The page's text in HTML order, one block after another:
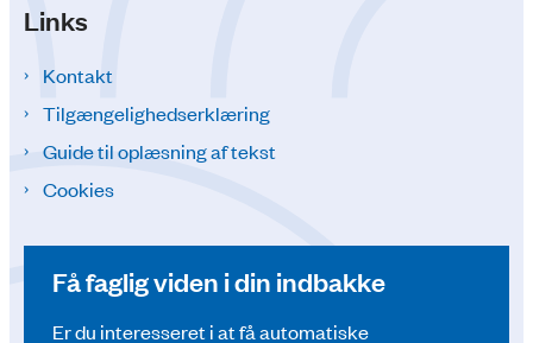
Links
Kontakt
Tilgængelighedserklæring
Guide til oplæsning af tekst
Cookies
Få faglig viden i din indbakke
Er du interesseret i at få automatiske